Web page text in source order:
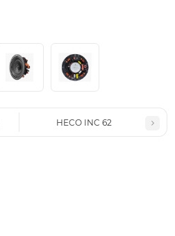
HECO INC 62